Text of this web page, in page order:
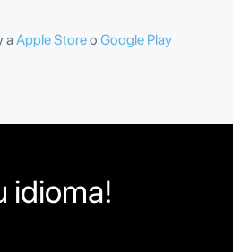
aApple Storeo Google Play
idioma!